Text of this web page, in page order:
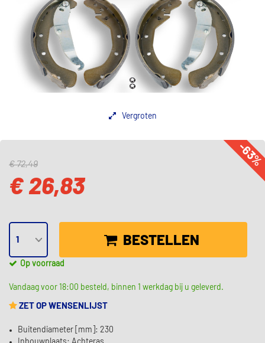
Vergroten
-
€ 72,49
€ 26,83
BESTELLEN
Op voorraad
Vandaag voor 18:00 besteld, binnen 1 werkdag bij u geleverd.
ZET OP WENSENLIJST
Buitendiameter [mm]: 230